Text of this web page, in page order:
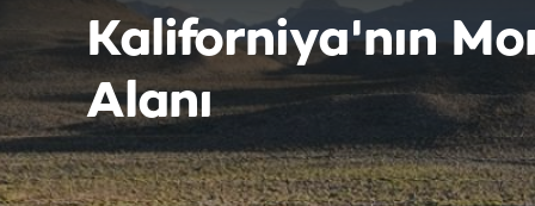
Kaliforniya'nın
Alanı